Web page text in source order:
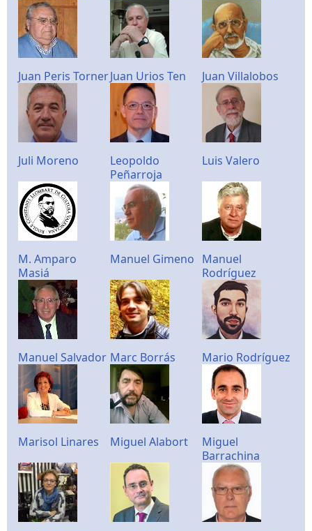
Juan Peris TornerJuan Urios Ten Juan Villalobos
Juli Moreno
Leopoldo
Peñarroja
Luis Valero
M. Amparo
Masiá
Manuel Gimeno Manuel
Rodríguez
Manuel Salvador Marc Borrás Mario Rodríguez
Marisol Linares Miguel Alabort
Miguel
Barrachina